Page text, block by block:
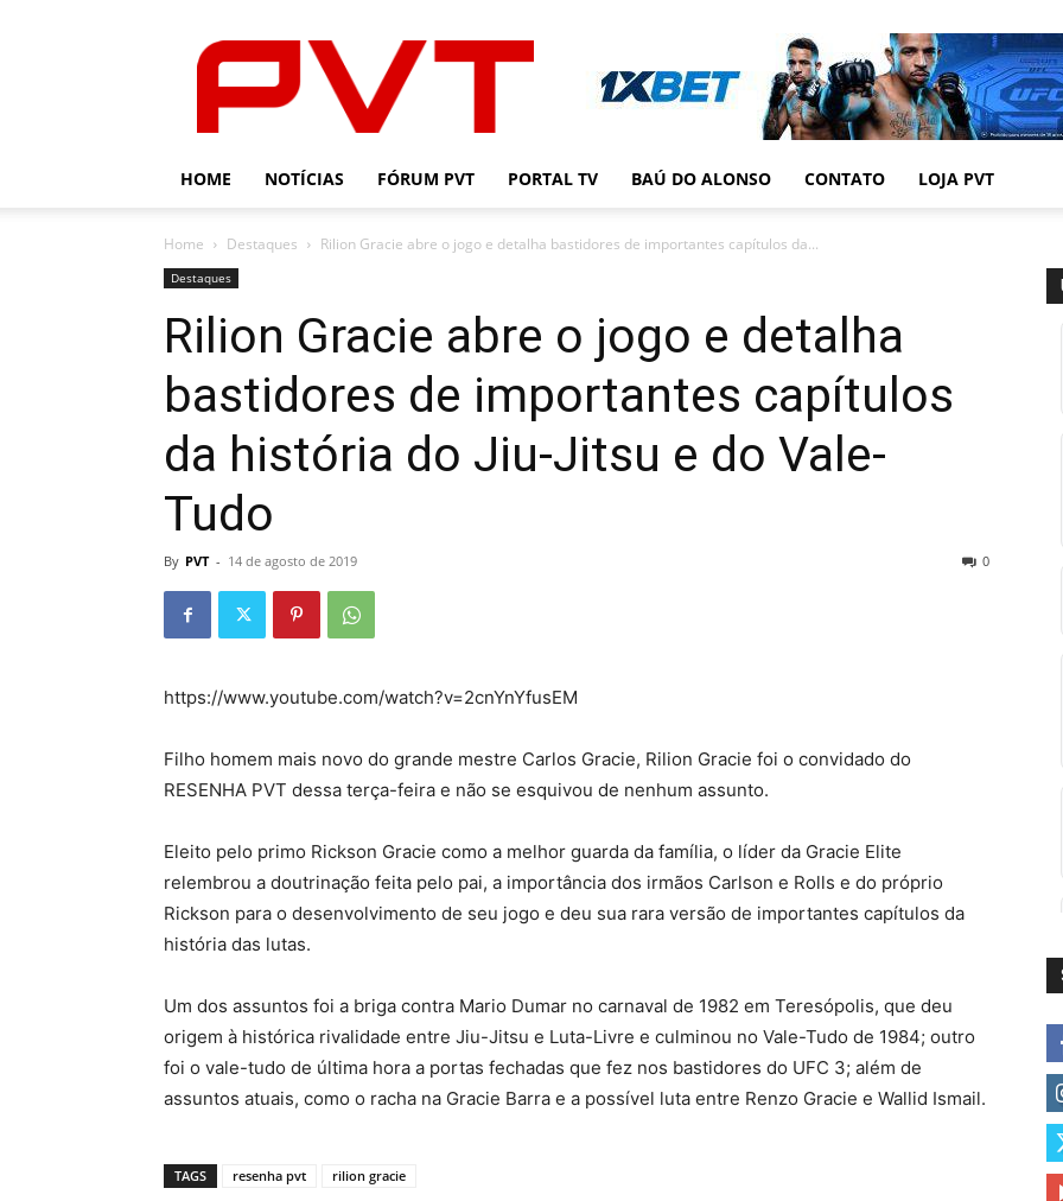
HOME NOTÍCIAS FÓRUM PVT PORTAL TV BAÚ DO ALONSO CONTATO LOJA PVT
Home Destaques Rilion Gracie abre o jogo e detalha bastidores de importantes capítulos da...
Destaques
Rilion Gracie abre o jogo e detalha
bastidores de importantes capítulos
da história do Jiu-Jitsu e do Vale-
Tudo
By PVT - 14 de agosto de 2019 0
https://www.youtube.com/watch?v=2cnYnYfusEM
Filho homem mais novo do grande mestre Carlos Gracie, Rilion Gracie foi o convidado do
RESENHA PVT dessa terça-feira e não se esquivou de nenhum assunto.
Eleito pelo primo Rickson Gracie como a melhor guarda da família, o líder da Gracie Elite
relembrou a doutrinação feita pelo pai, a importância dos irmãos Carlson e Rolls e do próprio
Rickson para o desenvolvimento de seu jogo e deu sua rara versão de importantes capítulos da
história das lutas.
Um dos assuntos foi a briga contra Mario Dumar no carnaval de 1982 em Teresópolis, que deu
origem à histórica rivalidade entre Jiu-Jitsu e Luta-Livre e culminou no Vale-Tudo de 1984; outro
foi o vale-tudo de última hora a portas fechadas que fez nos bastidores do UFC 3; além de
assuntos atuais, como o racha na Gracie Barra e a possível luta entre Renzo Gracie e Wallid Ismail.
TAGS resenha pvt rilion gracie